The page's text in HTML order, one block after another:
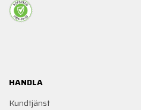
HANDLA
Kundtjänst